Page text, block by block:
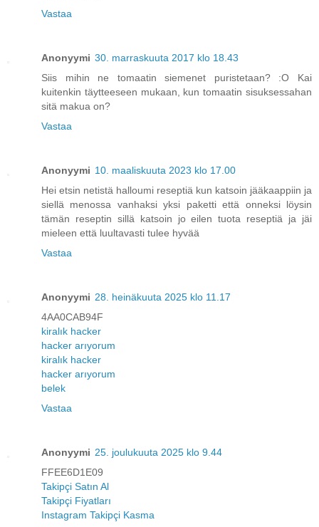
Vastaa
Anonyymi 30. marraskuuta 2017 klo 18.43
Siis mihin ne tomaatin siemenet puristetaan? :O Kai
kuitenkin täytteeseen mukaan, kun tomaatin sisuksessahan
sitä makua on?
Vastaa
Anonyymi 10. maaliskuuta 2023 klo 17.00
Hei etsin netistä halloumi reseptiä kun katsoin jääkaappiin ja
siellä menossa vanhaksi yksi paketti että onneksi löysin
tämän reseptin sillä katsoin jo eilen tuota reseptiä ja jäi
mieleen että luultavasti tulee hyvää
Vastaa
Anonyymi 28. heinäkuuta 2025 klo 11.17
4AA0CAB94F
kiralık hacker
hacker arıyorum
kiralık hacker
hacker arıyorum
belek
Vastaa
Anonyymi 25. joulukuuta 2025 klo 9.44
FFEE6D1E09
Takipçi Satın Al
Takipçi Fiyatları
Instagram Takipçi Kasma